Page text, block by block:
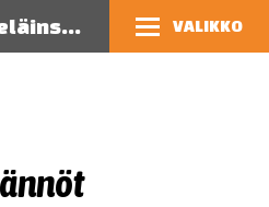
Luoteis-Lapin eläinsuojeluyhdistys VALIKKO